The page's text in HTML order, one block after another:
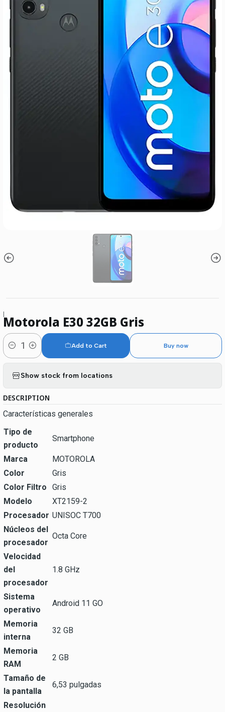
|Motorola E30 32GB Gris
Quantity
Add to Cart Buy now
Show stock from locations
DESCRIPTION
Características generales
Tipo de
producto
Smartphone
Marca
MOTOROLA
Color
Gris
Color Filtro
Gris
Modelo
XT2159-2
Procesador UNISOC T700
Núcleos del
procesador
Octa Core
Velocidad
del
procesador
1.8 GHz
Sistema
operativo
Android 11 GO
Memoria
interna
32 GB
Memoria
RAM
2 GB
Tamaño de
la pantalla
6,53 pulgadas
Resolución